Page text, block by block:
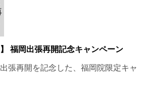
】 福岡出張再開記念キャンペーン
張再開を記念した、福岡院限定キャ